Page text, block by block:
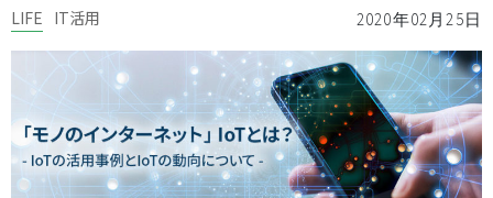
2020年02月25日
LIFE IT活用